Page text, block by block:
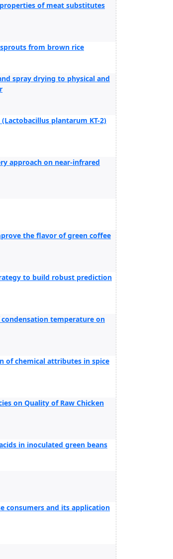
of meat substitutes
from brown rice
spray drying to physical and
plantarum KT-2)
approach on near-infrared
the flavor of green coffee
to build robust prediction
temperature on
chemical attributes in spice
on Quality of Raw Chicken
in inoculated green beans
consumers and its application